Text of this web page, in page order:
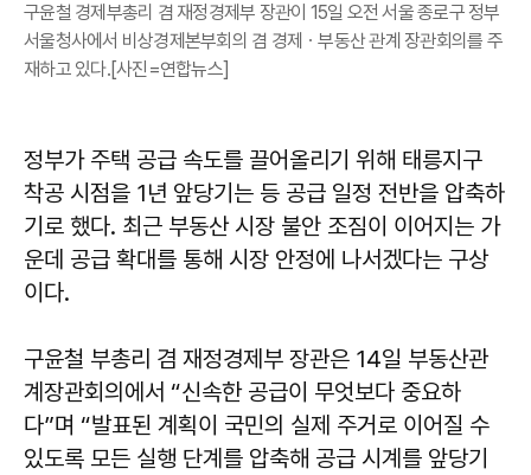
구윤철 경제부총리 겸 재정경제부 장관이 15일 오전 서울 종로구 정부
서울청사에서 비상경제본부회의 겸 경제ㆍ부동산 관계 장관회의를 주
재하고 있다.[사진=연합뉴스]
정부가 주택 공급 속도를 끌어올리기 위해 태릉지구
착공 시점을 1년 앞당기는 등 공급 일정 전반을 압축하
기로 했다. 최근 부동산 시장 불안 조짐이 이어지는 가
운데 공급 확대를 통해 시장 안정에 나서겠다는 구상
이다.
구윤철 부총리 겸 재정경제부 장관은 14일 부동산관
계장관회의에서 “신속한 공급이 무엇보다 중요하
다”며 “발표된 계획이 국민의 실제 주거로 이어질 수
있도록 모든 실행 단계를 압축해 공급 시계를 앞당기